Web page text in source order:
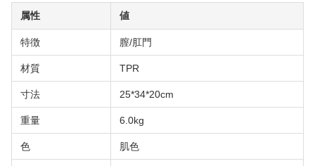
属性 値
特徴 膣/肛門
材質 TPR
寸法 25*34*20cm
重量 6.0kg
色 肌色